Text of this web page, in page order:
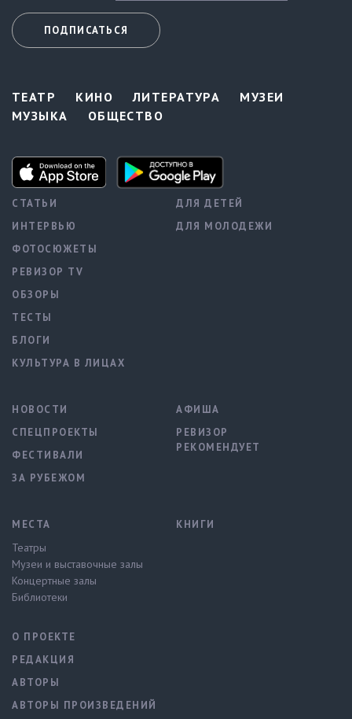
ПОДПИСАТЬСЯ
ТЕАТР КИНО ЛИТЕРАТУРА
МУЗЕИ
МУЗЫКА
ОБЩЕСТВО
СТАТЬИ
ИНТЕРВЬЮ
ФОТОСЮЖЕТЫ
РЕВИЗОР TV
ОБЗОРЫ
ТЕСТЫ
БЛОГИ
КУЛЬТУРА В ЛИЦАХ
ДЛЯ ДЕТЕЙ
ДЛЯ МОЛОДЕЖИ
НОВОСТИ
СПЕЦПРОЕКТЫ
ФЕСТИВАЛИ
ЗА РУБЕЖОМ
АФИША
РЕВИЗОР
РЕКОМЕНДУЕТ
МЕСТА
Театры
Музеи и выставочные залы
Концертные залы
Библиотеки
КНИГИ
О ПРОЕКТЕ
РЕДАКЦИЯ
АВТОРЫ
АВТОРЫ ПРОИЗВЕДЕНИЙ